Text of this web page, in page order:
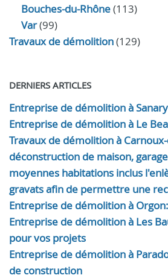
Bouches-du-Rhône(113)
Var(99)
Travaux de démolition(129)
DERNIERS ARTICLES
Entreprise de démolition à
Entreprise de démolition à Le
Travaux de démolition à
déconstruction de maison,
moyennes habitations inclus
gravats afin de permettre une
Entreprise de démolition à
Entreprise de démolition à Les
pour vos projets
Entreprise de démolition à
de construction